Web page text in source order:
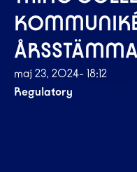
maj 23, 2024- 18:12
Regulatory